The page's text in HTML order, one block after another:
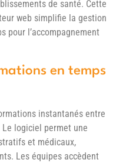
de santé. Cette
web simplifie la gestion
pour l’accompagnement
en temps
instantanés entre
Le logiciel permet une
et médicaux,
Les équipes accèdent